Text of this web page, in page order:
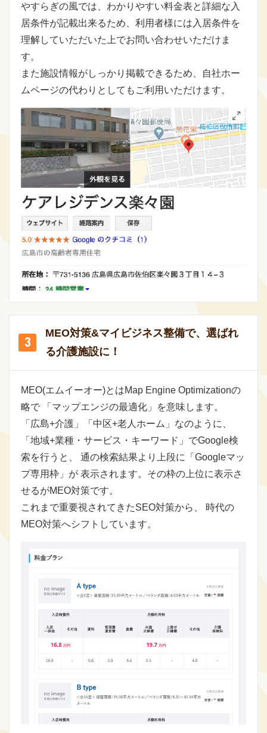
やすらぎの風では、わかりやすい料金表と詳細な入
居条件が記載出来るため、利用者様には入居条件を
理解していただいた上でお問い合わせいただけま
す。
また施設情報がしっかり掲載できるため、自社ホー
ムページの代わりとしてもご利用いただけます。
MEO対策&マイビジネス整備で、選ばれ
る介護施設に！
MEO(エムイーオー)とはMap Engine Optimizationの
略で 「マップエンジの最適化」を意味します。
「広島+介護」「中区+老人ホーム」なのように、
「地域+業種・サービス・キーワード」でGoogle検
索を行うと、 通の検索結果より上段に「Googleマッ
プ専用枠」が 表示されます。その枠の上位に表示さ
せるがMEO対策です。
これまで重要視されてきたSEO対策から、 時代の
MEO対策へシフトしています。